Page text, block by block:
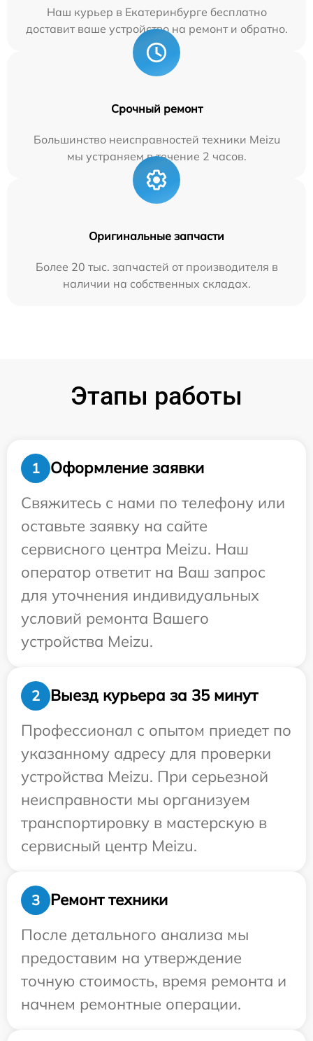
Наш курьер в Екатеринбурге бесплатно
доставит ваше устройство на ремонт и обратно.
Срочный ремонт
Большинство неисправностей техники Meizu
мы устраняем в течение 2 часов.
Оригинальные запчасти
Более 20 тыс. запчастей от производителя в
наличии на собственных складах.
Этапы работы
1
Оформление заявки
Свяжитесь с нами по телефону или
оставьте заявку на сайте
сервисного центра Meizu. Наш
оператор ответит на Ваш запрос
для уточнения индивидуальных
условий ремонта Вашего
устройства Meizu.
2
Выезд курьера за 35 минут
Профессионал с опытом приедет по
указанному адресу для проверки
устройства Meizu. При серьезной
неисправности мы организуем
транспортировку в мастерскую в
сервисный центр Meizu.
3
Ремонт техники
После детального анализа мы
предоставим на утверждение
точную стоимость, время ремонта и
начнем ремонтные операции.